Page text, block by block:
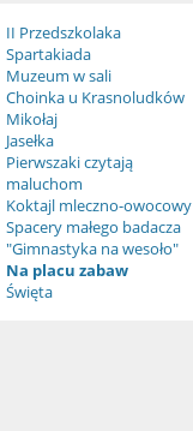
II Przedszkolaka
Spartakiada
Muzeum w sali
Choinka u Krasnoludków
Mikołaj
Jasełka
Pierwszaki czytają
maluchom
Koktajl mleczno-owocowy
Spacery małego badacza
"Gimnastyka na wesoło"
Na placu zabaw
Święta